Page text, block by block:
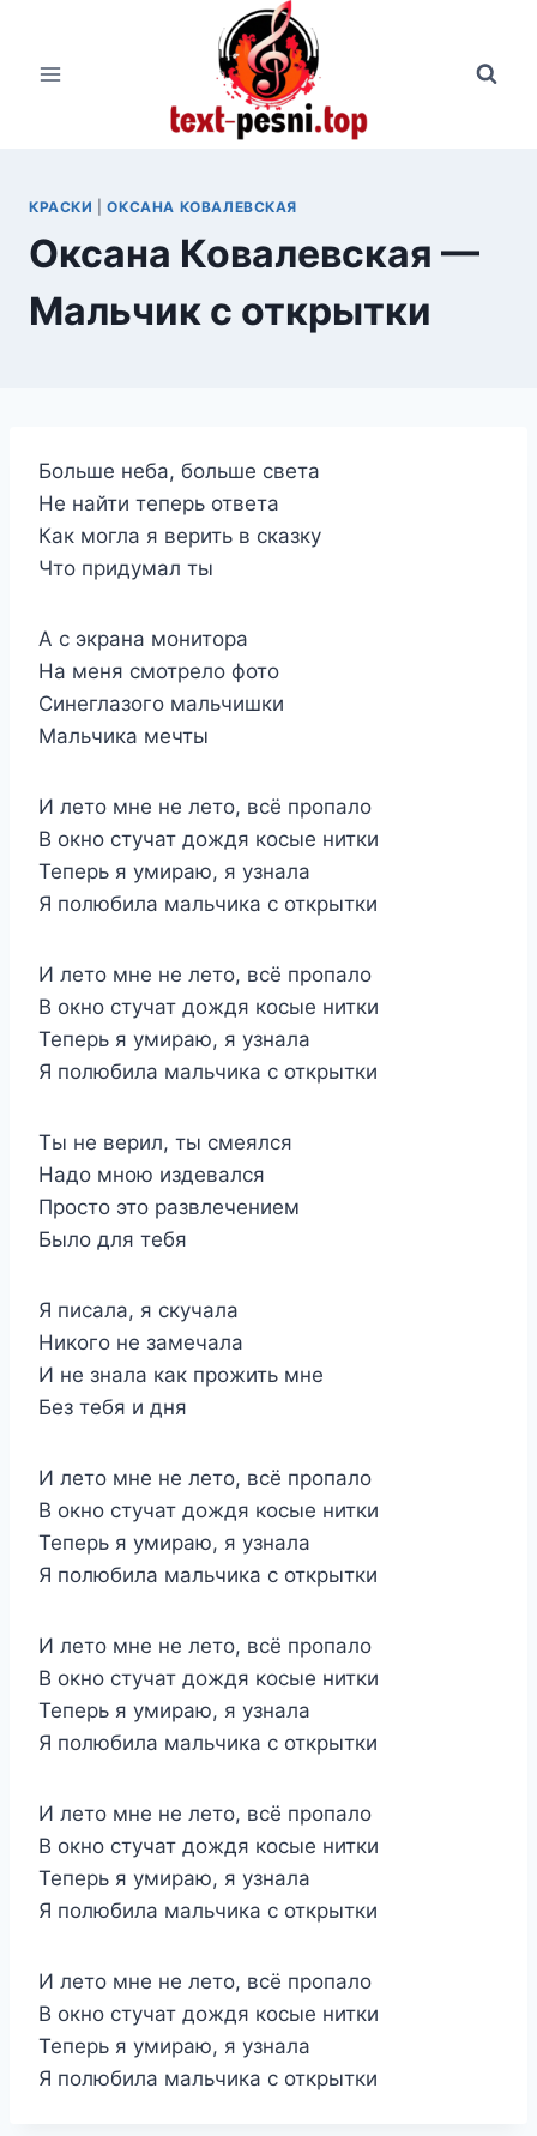
содержимому
КРАСКИ |ОКСАНА КОВАЛЕВСКАЯ
Оксана Ковалевская —
Мальчик с открытки
Больше неба, больше света
Не найти теперь ответа
Как могла я верить в сказку
Что придумал ты
А с экрана монитора
На меня смотрело фото
Синеглазого мальчишки
Мальчика мечты
И лето мне не лето, всё пропало
В окно стучат дождя косые нитки
Теперь я умираю, я узнала
Я полюбила мальчика с открытки
И лето мне не лето, всё пропало
В окно стучат дождя косые нитки
Теперь я умираю, я узнала
Я полюбила мальчика с открытки
Ты не верил, ты смеялся
Надо мною издевался
Просто это развлечением
Было для тебя
Я писала, я скучала
Никого не замечала
И не знала как прожить мне
Без тебя и дня
И лето мне не лето, всё пропало
В окно стучат дождя косые нитки
Теперь я умираю, я узнала
Я полюбила мальчика с открытки
И лето мне не лето, всё пропало
В окно стучат дождя косые нитки
Теперь я умираю, я узнала
Я полюбила мальчика с открытки
И лето мне не лето, всё пропало
В окно стучат дождя косые нитки
Теперь я умираю, я узнала
Я полюбила мальчика с открытки
И лето мне не лето, всё пропало
В окно стучат дождя косые нитки
Теперь я умираю, я узнала
Я полюбила мальчика с открытки